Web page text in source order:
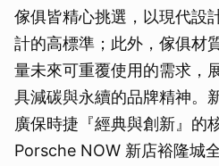
傢俱皆精心挑選，以現代設
計的高標準；此外，傢俱材
量未來可重覆使用的需求，
具減碳與永續的品牌精神。
廣保時捷『經典與創新』的
Porsche NOW 新店裕隆城